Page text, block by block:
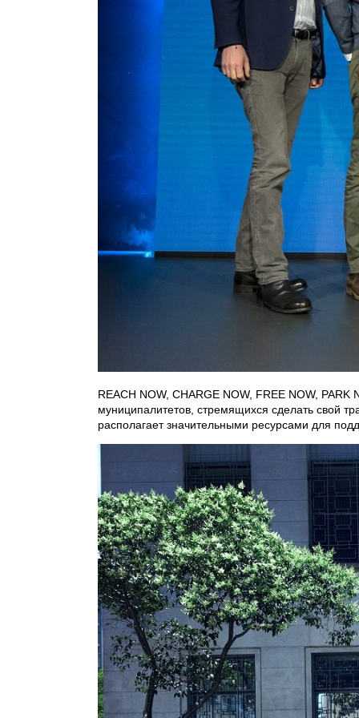
REACH NOW, CHARGE NOW, FREE NOW,
муниципалитетов, стремящихся сделать свой
располагает значительными ресурсами для